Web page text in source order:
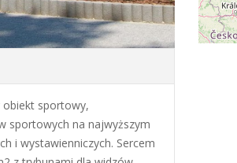
sportowy,
sportowych na najwyższym
i wystawienniczych. Sercem